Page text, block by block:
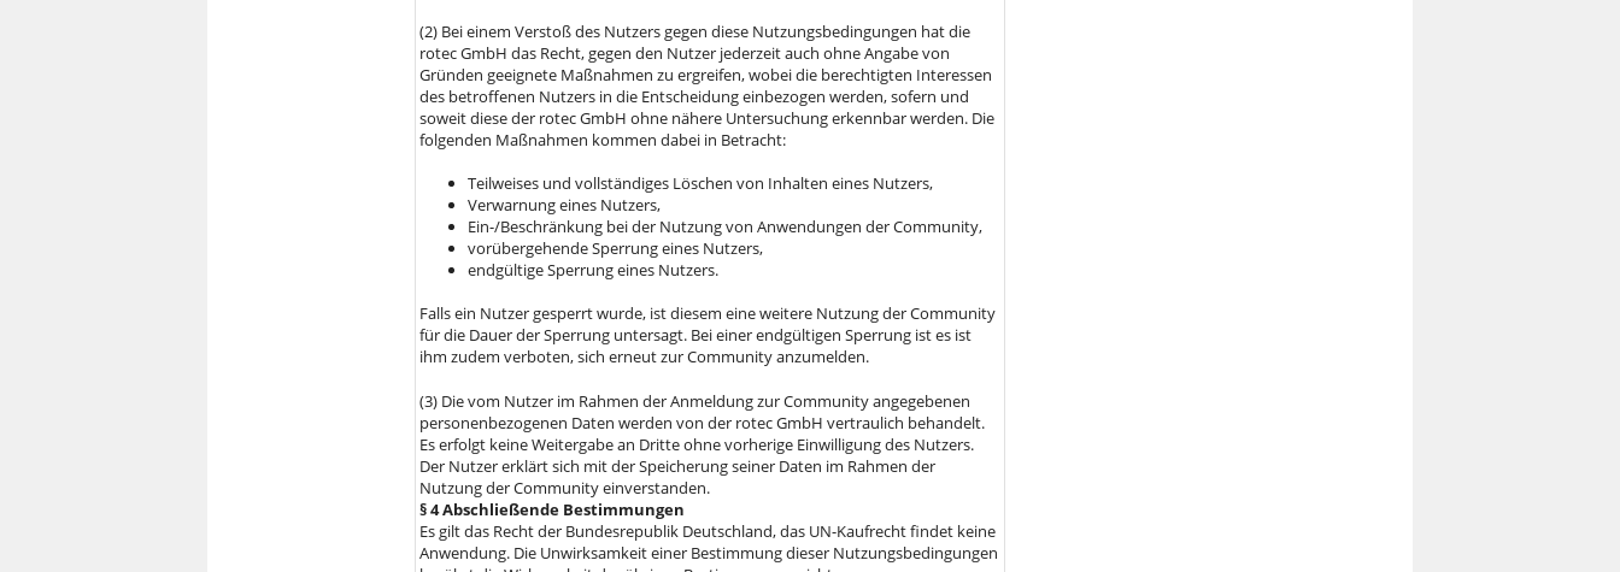
(2) Bei einem Verstoß des Nutzers gegen diese Nutzungsbedingungen hat die
rotec GmbH das Recht, gegen den Nutzer jederzeit auch ohne Angabe von
Gründen geeignete Maßnahmen zu ergreifen, wobei die berechtigten Interessen
des betroffenen Nutzers in die Entscheidung einbezogen werden, sofern und
soweit diese der rotec GmbH ohne nähere Untersuchung erkennbar werden. Die
folgenden Maßnahmen kommen dabei in Betracht:
Teilweises und vollständiges Löschen von Inhalten eines Nutzers,
Verwarnung eines Nutzers,
Ein-/Beschränkung bei der Nutzung von Anwendungen der Community,
vorübergehende Sperrung eines Nutzers,
endgültige Sperrung eines Nutzers.
Falls ein Nutzer gesperrt wurde, ist diesem eine weitere Nutzung der Community
für die Dauer der Sperrung untersagt. Bei einer endgültigen Sperrung ist es ist
ihm zudem verboten, sich erneut zur Community anzumelden.
(3) Die vom Nutzer im Rahmen der Anmeldung zur Community angegebenen
personenbezogenen Daten werden von der rotec GmbH vertraulich behandelt.
Es erfolgt keine Weitergabe an Dritte ohne vorherige Einwilligung des Nutzers.
Der Nutzer erklärt sich mit der Speicherung seiner Daten im Rahmen der
Nutzung der Community einverstanden.
§ 4 Abschließende Bestimmungen
Es gilt das Recht der Bundesrepublik Deutschland, das UN-Kaufrecht findet keine
Anwendung. Die Unwirksamkeit einer Bestimmung dieser Nutzungsbedingungen